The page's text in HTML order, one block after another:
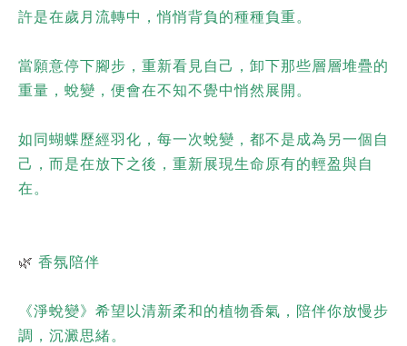
許是在歲月流轉中，悄悄背負的種種負重。
當願意停下腳步，重新看見自己， 卸下那些層層堆疊的
重量， 蛻變，便會在不知不覺中悄然展開。
如同蝴蝶歷經羽化， 每一次蛻變，都不是成為另一個自
己， 而是在放下之後，重新展現生命原有的輕盈與自
在。
🌿 香氛陪伴
《淨蛻變》希望以清新柔和的植物香氣，陪伴你放慢步
調，沉澱思緒。